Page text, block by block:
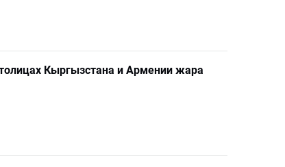
Кыргызстана и Армении жара